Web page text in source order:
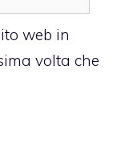
web in
volta che